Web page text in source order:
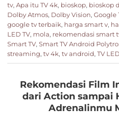
tv, Apa itu TV 4k, bioskop, bioskop
Dolby Atmos, Dolby Vision, Google
google tv terbaik, harga smart v,
LED TV, mola, rekomendasi smart
Smart TV, Smart TV Android
streaming, tv 4k, tv android, TV LED
Rekomendasi Film
dari Action sampai
Adrenalinmu